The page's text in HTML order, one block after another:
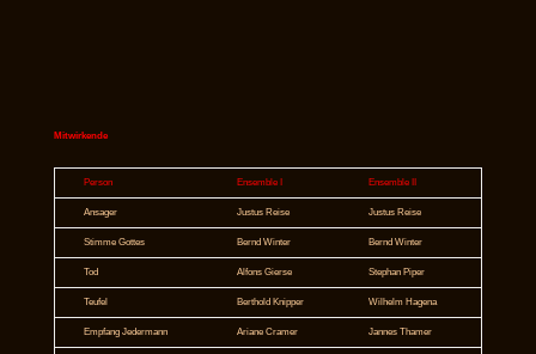
Mitwirkende
Person Ensemble I Ensemble II
Ansager Justus Reise Justus Reise
Stimme Gottes Bernd Winter Bernd Winter
Tod Alfons Gierse Stephan Piper
Teufel Berthold Knipper Wilhelm Hagena
Empfang Jedermann Ariane Cramer Jannes Thamer